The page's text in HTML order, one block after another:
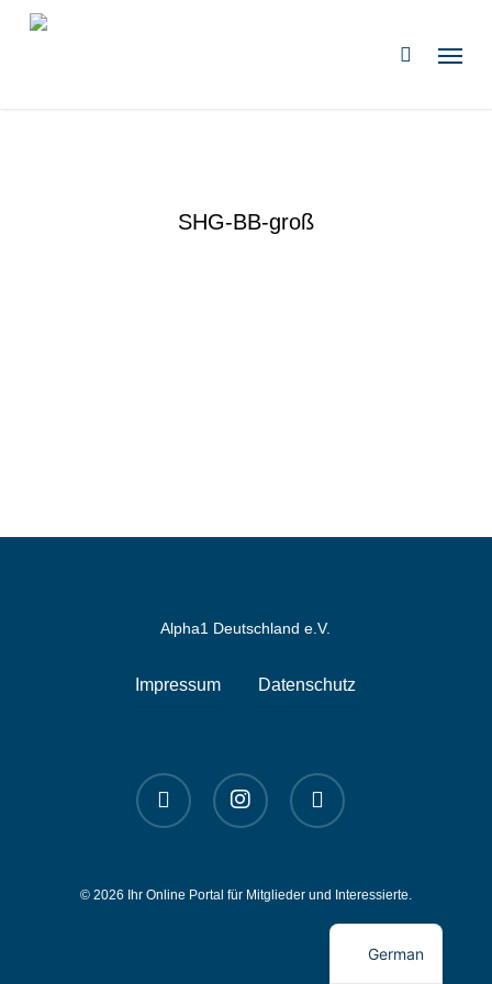
Zum
Hauptinhalt
suchen
SHG-BB-groß
Alpha1 Deutschland e.V.
Impressum Datenschutz
linkedin instagram spotify
© 2026 Ihr Online Portal für Mitglieder und Interessierte.
German